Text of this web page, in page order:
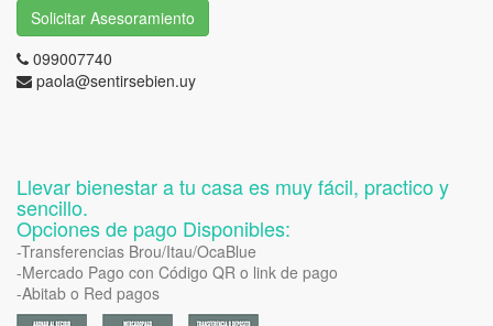
Solicitar Asesoramiento
099007740
paola@sentirsebien.uy
Llevar bienestar a tu casa es muy fácil, practico y
sencillo.
Opciones de pago Disponibles:
-Transferencias Brou/Itau/OcaBlue
-Mercado Pago con Código QR o link de pago
-Abitab o Red pagos